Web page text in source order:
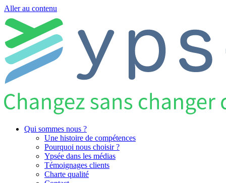
Aller au contenu
Qui sommes nous ?
Une histoire de compétences
Pourquoi nous choisir ?
Ypsée dans les médias
Témoignages clients
Charte qualité